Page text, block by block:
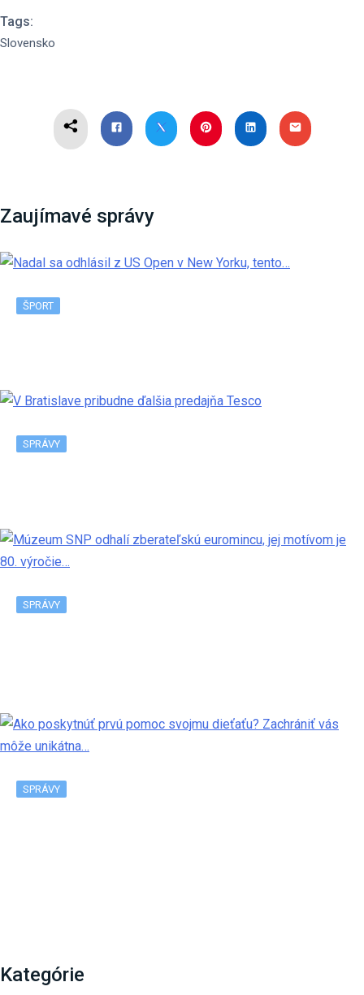
Tags:
Slovensko
Zaujímavé správy
ŠPORT
SPRÁVY
SPRÁVY
SPRÁVY
Kategórie